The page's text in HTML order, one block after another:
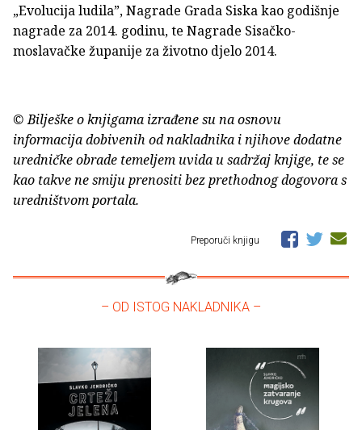
„Evolucija ludila”, Nagrade Grada Siska kao godišnje
nagrade za 2014. godinu, te Nagrade Sisačko-
moslavačke županije za životno djelo 2014.
© Bilješke o knjigama izrađene su na osnovu
informacija dobivenih od nakladnika i njihove dodatne
uredničke obrade temeljem uvida u sadržaj knjige, te se
kao takve ne smiju prenositi bez prethodnog dogovora s
uredništvom portala.
Preporuči knjigu
– OD ISTOG NAKLADNIKA –